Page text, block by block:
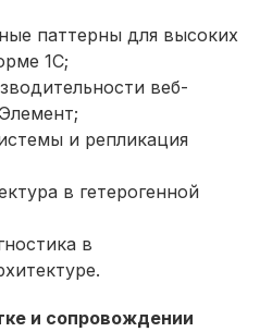
паттерны для высоких
1С;
веб-
и репликация
в гетерогенной
в
и сопровождении